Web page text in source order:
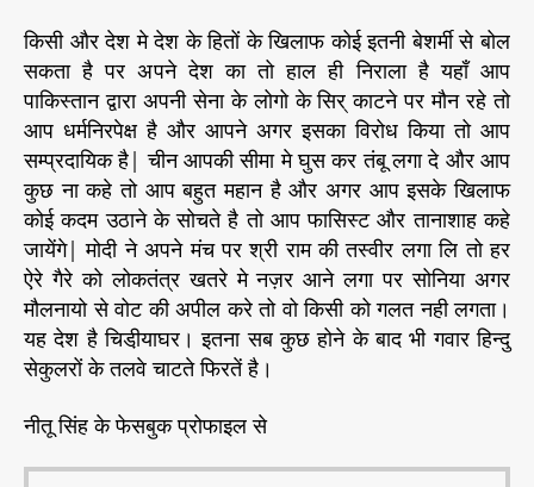
किसी और देश मे देश के हितों के खिलाफ कोई इतनी बेशर्मी से बोल
सकता है पर अपने देश का तो हाल ही निराला है यहाँ आप
पाकिस्तान द्वारा अपनी सेना के लोगो के सिर् काटने पर मौन रहे तो
आप धर्मनिरपेक्ष है और आपने अगर इसका विरोध किया तो आप
सम्प्रदायिक है| चीन आपकी सीमा मे घुस कर तंबू लगा दे और आप
कुछ ना कहे तो आप बहुत महान है और अगर आप इसके खिलाफ
कोई कदम उठाने के सोचते है तो आप फासिस्ट और तानाशाह कहे
जायेंगे| मोदी ने अपने मंच पर श्री राम की तस्वीर लगा लि तो हर
ऐरे गैरे को लोकतंत्र खतरे मे नज़र आने लगा पर सोनिया अगर
मौलनायो से वोट की अपील करे तो वो किसी को गलत नही लगता।
यह देश है चिडी़याघर। इतना सब कुछ होने के बाद भी गवार हिन्दु
सेकुलरों के तलवे चाटते फिरतें है।
नीतू सिंह के फेसबुक प्रोफाइल से